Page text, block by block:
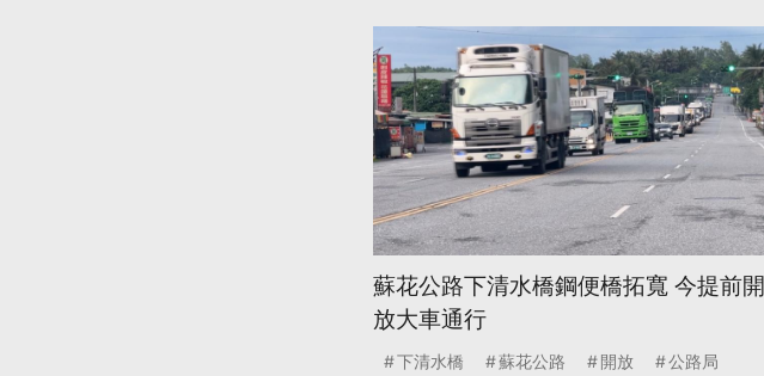
蘇花公路下清水橋鋼便橋拓寬 今提前開
放大車通行
下清水橋 蘇花公路 開放 公路局